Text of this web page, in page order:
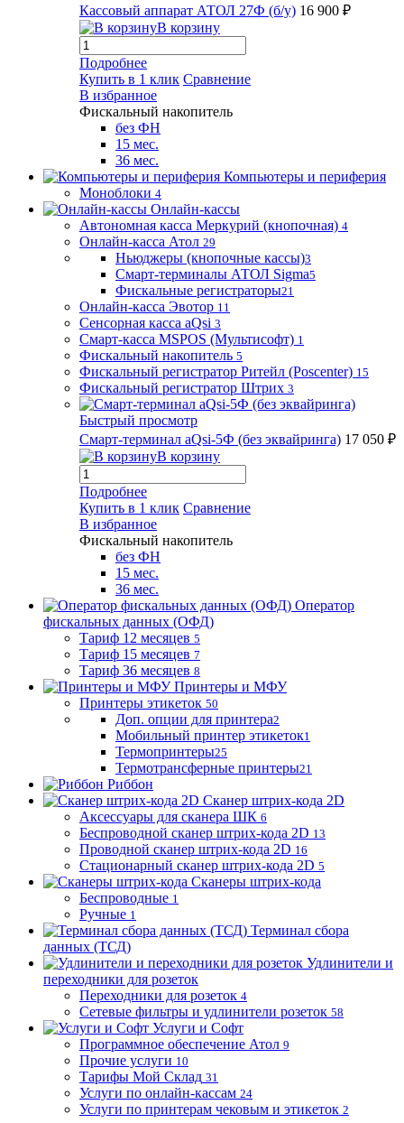
Кассовый аппарат АТОЛ 27Ф (б/у) 16 900 ₽
В корзину
Подробнее
Купить в 1 клик Сравнение
В избранное
Фискальный накопитель
без ФН
15 мес.
36 мес.
Компьютеры и периферия
Моноблоки 4
Онлайн-кассы
Автономная касса Меркурий (кнопочная) 4
Онлайн-касса Атол 29
Ньюджеры (кнопочные кассы)3
Смарт-терминалы АТОЛ Sigma5
Фискальные регистраторы21
Онлайн-касса Эвотор 11
Сенсорная касса aQsi 3
Смарт-касса MSPOS (Мультисофт) 1
Фискальный накопитель 5
Фискальный регистратор Ритейл (Poscenter) 15
Фискальный регистратор Штрих 3
Быстрый просмотр
Смарт-терминал aQsi-5Ф (без эквайринга) 17 050 ₽
В корзину
Подробнее
Купить в 1 клик Сравнение
В избранное
Фискальный накопитель
без ФН
15 мес.
36 мес.
Оператор
фискальных данных (ОФД)
Тариф 12 месяцев 5
Тариф 15 месяцев 7
Тариф 36 месяцев 8
Принтеры и МФУ
Принтеры этикеток 50
Доп. опции для принтера2
Мобильный принтер этикеток1
Термопринтеры25
Термотрансферные принтеры21
Риббон
Сканер штрих-кода 2D
Аксессуары для сканера ШК 6
Беспроводной сканер штрих-кода 2D 13
Проводной сканер штрих-кода 2D 16
Стационарный сканер штрих-кода 2D 5
Сканеры штрих-кода
Беспроводные 1
Ручные 1
Терминал сбора
данных (ТСД)
Удлинители и
переходники для розеток
Переходники для розеток 4
Сетевые фильтры и удлинители розеток 58
Услуги и Софт
Программное обеспечение Атол 9
Прочие услуги 10
Тарифы Мой Склад 31
Услуги по онлайн-кассам 24
Услуги по принтерам чековым и этикеток 2